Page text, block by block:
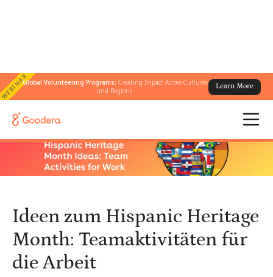
WEBINARGlobal Volunteering Programs: Creating Impact Across Cultures
and Regions
Learn More
← Alle Blogs
Ideen zum Hispanic Heritage
Month: Teamaktivitäten für
die Arbeit